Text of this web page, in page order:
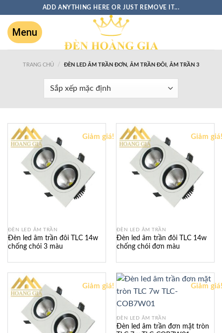
ADD ANYTHING HERE OR JUST REMOVE IT...
TRANG CHỦ / ĐÈN LED ÂM TRẦN ĐƠN, ÂM TRẦN ĐÔI, ÂM TRẦN 3
Giảm giá!
ĐÈN LED ÂM TRẦN
Đèn led âm trần đôi TLC 14w
chống chói 3 màu
Giảm
ĐÈN LED ÂM TRẦN
Đèn led âm trần đôi TLC 14w
chống chói đơn màu
Giảm giá! Giảm
ĐÈN LED ÂM TRẦN
Đèn led âm trần đơn mặt tròn